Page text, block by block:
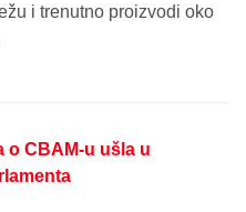
i trenutno proizvodi oko
o CBAM-u ušla u